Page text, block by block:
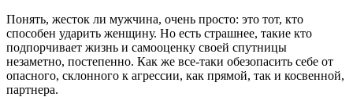
Понять, жесток ли мужчина, очень просто: это тот, кто
способен ударить женщину. Но есть страшнее, такие кто
подпорчивает жизнь и самооценку своей спутницы
незаметно, постепенно. Как же все-таки обезопасить себе от
опасного, склонного к агрессии, как прямой, так и косвенной,
партнера.